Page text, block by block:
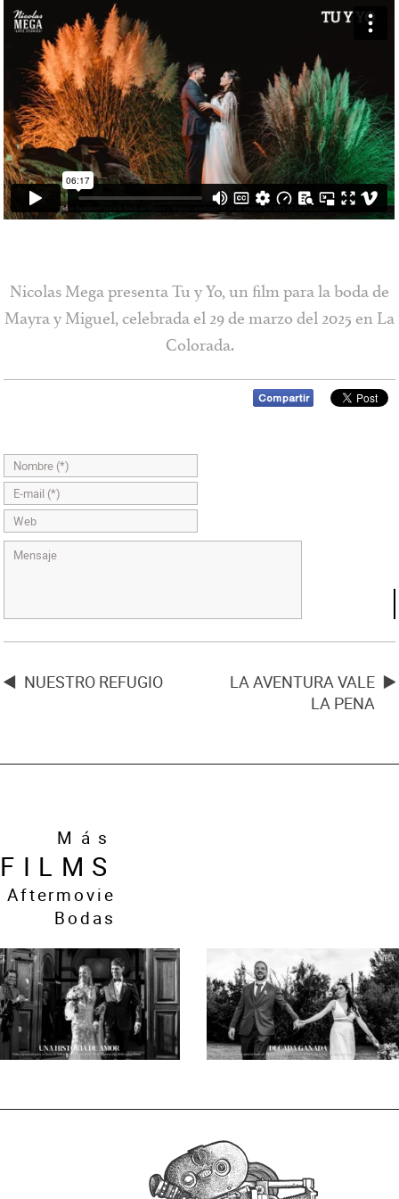
Vimeo
Facebook
Nicolas Mega presenta Tu y Yo, un film para la boda de
Mayra y Miguel, celebrada el 29 de marzo del 2025 en La
Colorada.
NUESTRO REFUGIO
LA AVENTURA VALE
LA PENA
Más
FILMS
Aftermovie
Bodas